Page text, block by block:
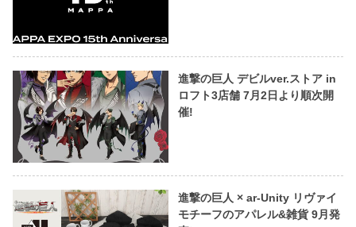
進撃の巨人 デビルver.ストア in
ロフト3店舗 7月2日より順次開
催!
進撃の巨人 × ar-Unity リヴァイ
モチーフのアパレル&雑貨 9月発